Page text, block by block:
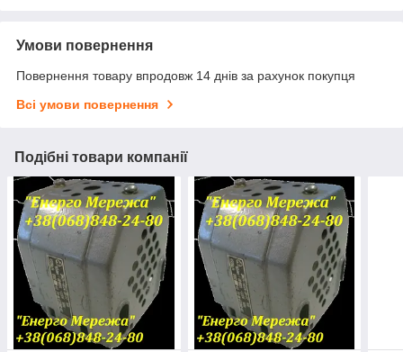
Умови повернення
Повернення товару впродовж 14 днів за рахунок покупця
Всі умови повернення
Подібні товари компанії